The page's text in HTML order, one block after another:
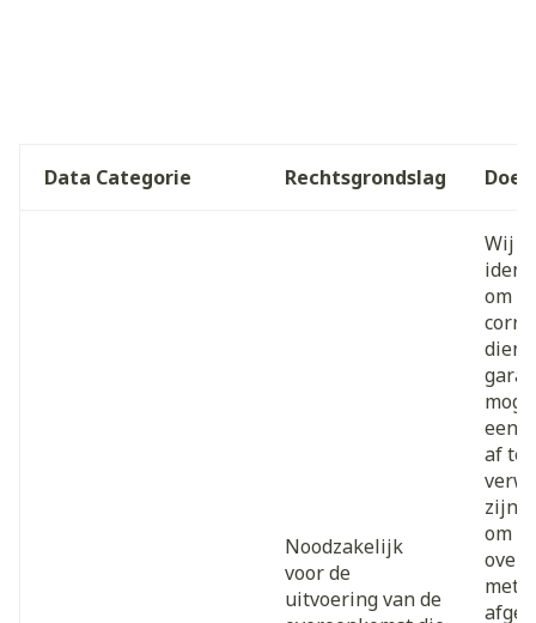
Data Categorie Rechtsgrondslag
Noodzakelijk
voor de
uitvoering van de
Wij
om
een
af te
zijn
om
met